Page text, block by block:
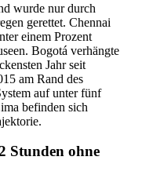
wurde nur durch
gerettet. Chennai
einem Prozent
Bogotá verhängte
Jahr seit
am Rand des
auf unter fünf
befinden sich
Stunden ohne